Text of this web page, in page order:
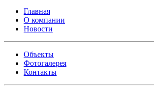
Главная
О компании
Новости
Объекты
Фотогалерея
Контакты